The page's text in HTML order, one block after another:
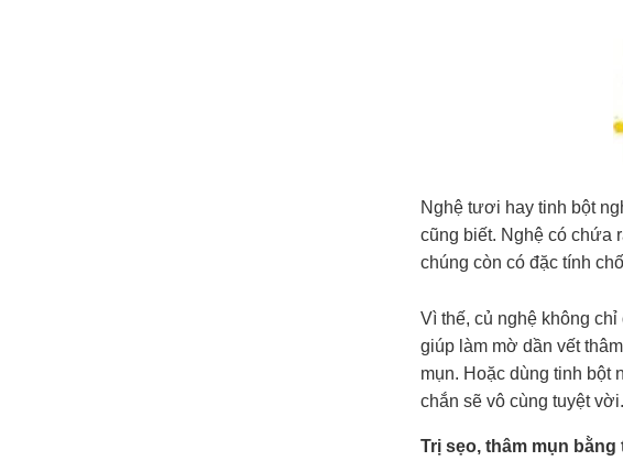
Nghệ tươi hay tinh bột
cũng biết. Nghệ có chứa
chúng còn có đặc tính
Vì thế, củ nghệ không
giúp làm mờ dần vết
mụn. Hoặc dùng tinh bột
chắn sẽ vô cùng tuyệt vời.
Trị sẹo, thâm mụn bằng